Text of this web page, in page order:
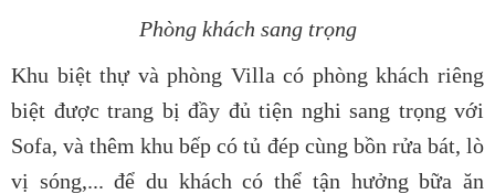
Phòng khách sang trọng
Khu biệt thự và phòng Villa có phòng khách riêng
biệt được trang bị đầy đủ tiện nghi sang trọng với
Sofa, và thêm khu bếp có tủ đép cùng bồn rửa bát, lò
vị sóng,... để du khách có thể tận hưởng bữa ăn